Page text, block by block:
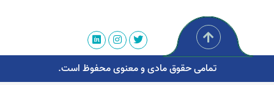
تمامی حقوق مادی و معنوی محفوظ است.